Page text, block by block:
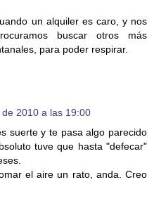
un alquiler es caro, y nos
buscar otros más
para poder respirar.
2010 a las 19:00
suerte y te pasa algo parecido
tuve que hasta "defecar"
el aire un rato, anda. Creo